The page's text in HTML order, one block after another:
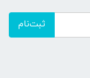
ثبت‌نام